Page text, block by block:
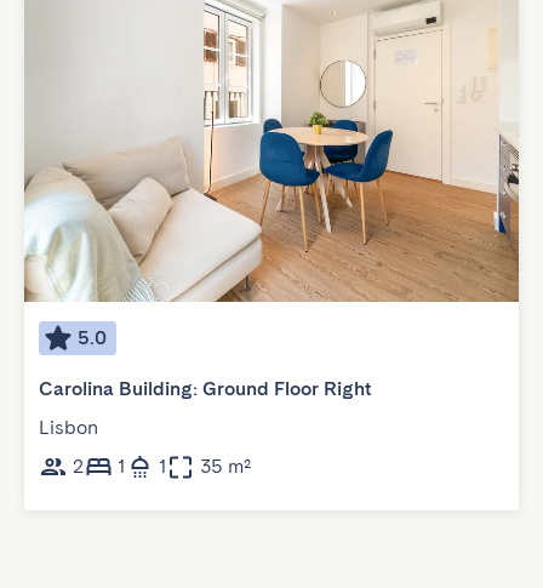
5.0
Carolina Building: Ground Floor Right
Lisbon
2
1 1 35 m²